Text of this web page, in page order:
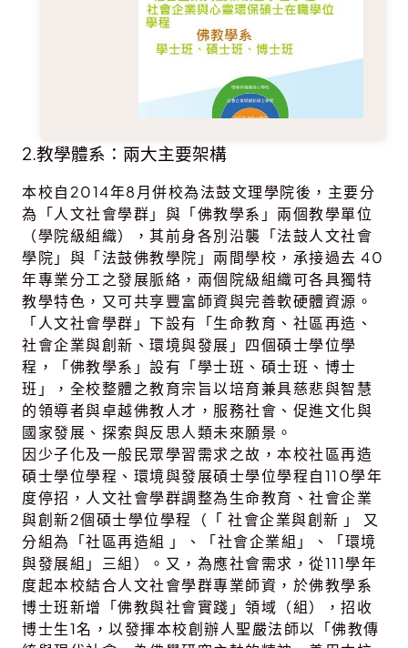
2.教學體系：兩大主要架構
本校自2014年8月併校為法鼓文理學院後，主要分
為「人文社會學群」與「佛教學系」兩個教學單位
（學院級組織），其前身各別沿襲「法鼓人文社會
學院」與「法鼓佛教學院」兩間學校，承接過去 40
年專業分工之發展脈絡，兩個院級組織可各具獨特
教學特色，又可共享豐富師資與完善軟硬體資源。
「人文社會學群」下設有「生命教育、社區再造、
社會企業與創新、環境與發展」四個碩士學位學
程，「佛教學系」設有「學士班、碩士班、博士
班」，全校整體之教育宗旨以培育兼具慈悲與智慧
的領導者與卓越佛教人才，服務社會、促進文化與
國家發展、探索與反思人類未來願景。
因少子化及一般民眾學習需求之故，本校社區再造
碩士學位學程、環境與發展碩士學位學程自110學年
度停招，人文社會學群調整為生命教育、社會企業
與創新2個碩士學位學程（「 社會企業與創新 」 又
分組為「社區再造組 」、「社會企業組」、「環境
與發展組」三組）。又，為應社會需求，從111學年
度起本校結合人文社會學群專業師資，於佛教學系
博士班新增「佛教與社會實踐」領域（組），招收
博士生1名，以發揮本校創辦人聖嚴法師以「佛教傳